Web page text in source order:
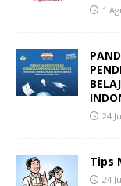
1
24
Tips
24